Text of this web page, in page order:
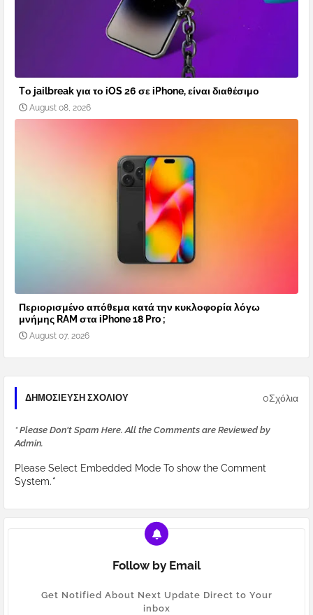
Tο jailbreak για το iOS 26 σε iPhone, είναι διαθέσιμο
August 08, 2026
Περιορισμένο απόθεμα κατά την κυκλοφορία λόγω
μνήμης RAM στα iPhone 18 Pro ;
August 07, 2026
ΔΗΜΟΣΊΕΥΣΗ ΣΧΟΛΊΟΥ 0Σχόλια
* Please Don't Spam Here. All the Comments are Reviewed by
Admin.
Please Select Embedded Mode To show the Comment
System.*
Follow by Email
Get Notified About Next Update Direct to Your
inbox